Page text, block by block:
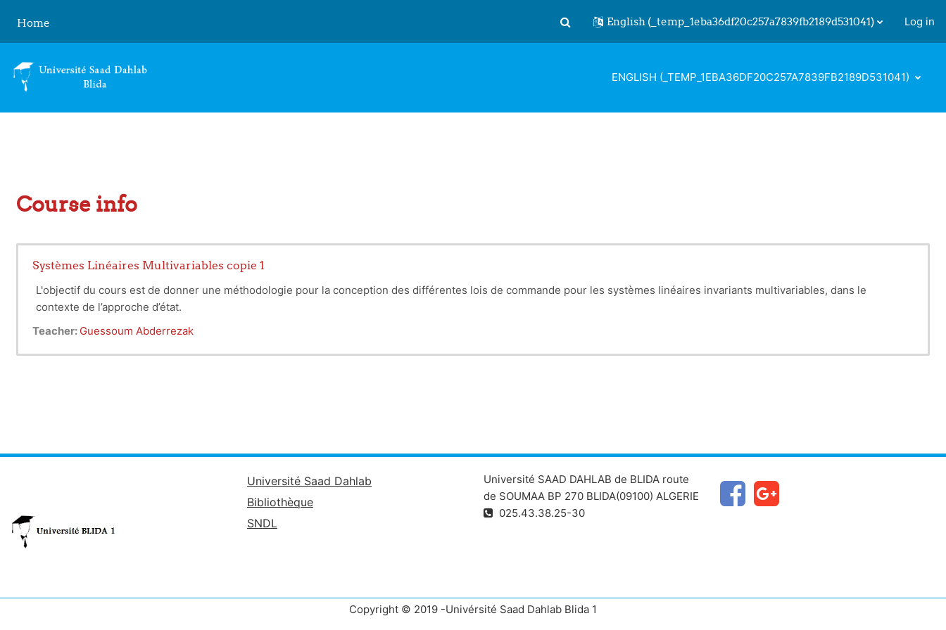
Home
Toggle search input
English ‎(_temp_1eba36df20c257a7839fb2189d531041)‎ Log in
ENGLISH ‎(_TEMP_1EBA36DF20C257A7839FB2189D531041)‎
Course info
Systèmes Linéaires Multivariables copie 1
L'objectif du cours est de donner une méthodologie pour la conception des différentes lois de commande pour les systèmes linéaires invariants multivariables, dans le
contexte de l’approche d’état.
Teacher: Guessoum Abderrezak
Université Saad Dahlab
Bibliothèque
SNDL
Université SAAD DAHLAB de BLIDA route
de SOUMAA BP 270 BLIDA(09100) ALGERIE
025.43.38.25-30
Copyright © 2019 -Univérsité Saad Dahlab Blida 1